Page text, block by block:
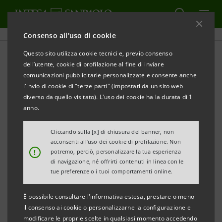
Consenso all'uso di cookie
Questo sito utilizza cookie tecnici e, previo consenso
dell’utente, cookie di profilazione al fine di inviare
comunicazioni pubblicitarie personalizzate e consente anche
l'invio di cookie di "terze parti" (impostati da un sito web
diverso da quello visitato). L'uso dei cookie ha la durata di 1
anno.
!
Cliccando sulla [x] di chiusura del banner, non
acconsenti all’uso dei cookie di profilazione. Non
potremo, perciò, personalizzare la tua esperienza
di navigazione, né offrirti contenuti in linea con le
tue preferenze o i tuoi comportamenti online.
È possibile consultare l'informativa estesa, prestare o meno
il consenso ai cookie o personalizzarne la configurazione e
modificare le proprie scelte in qualsiasi momento accedendo
Bilanci società controllate
STAMPA
In questa sezione si trovano i bilanci delle società
controllate di Intesa Sanpaolo pubblicati dopo il 1°
gennaio 2007, data di decorrenza della fusione tra
Banca Intesa e Sanpaolo IMI.